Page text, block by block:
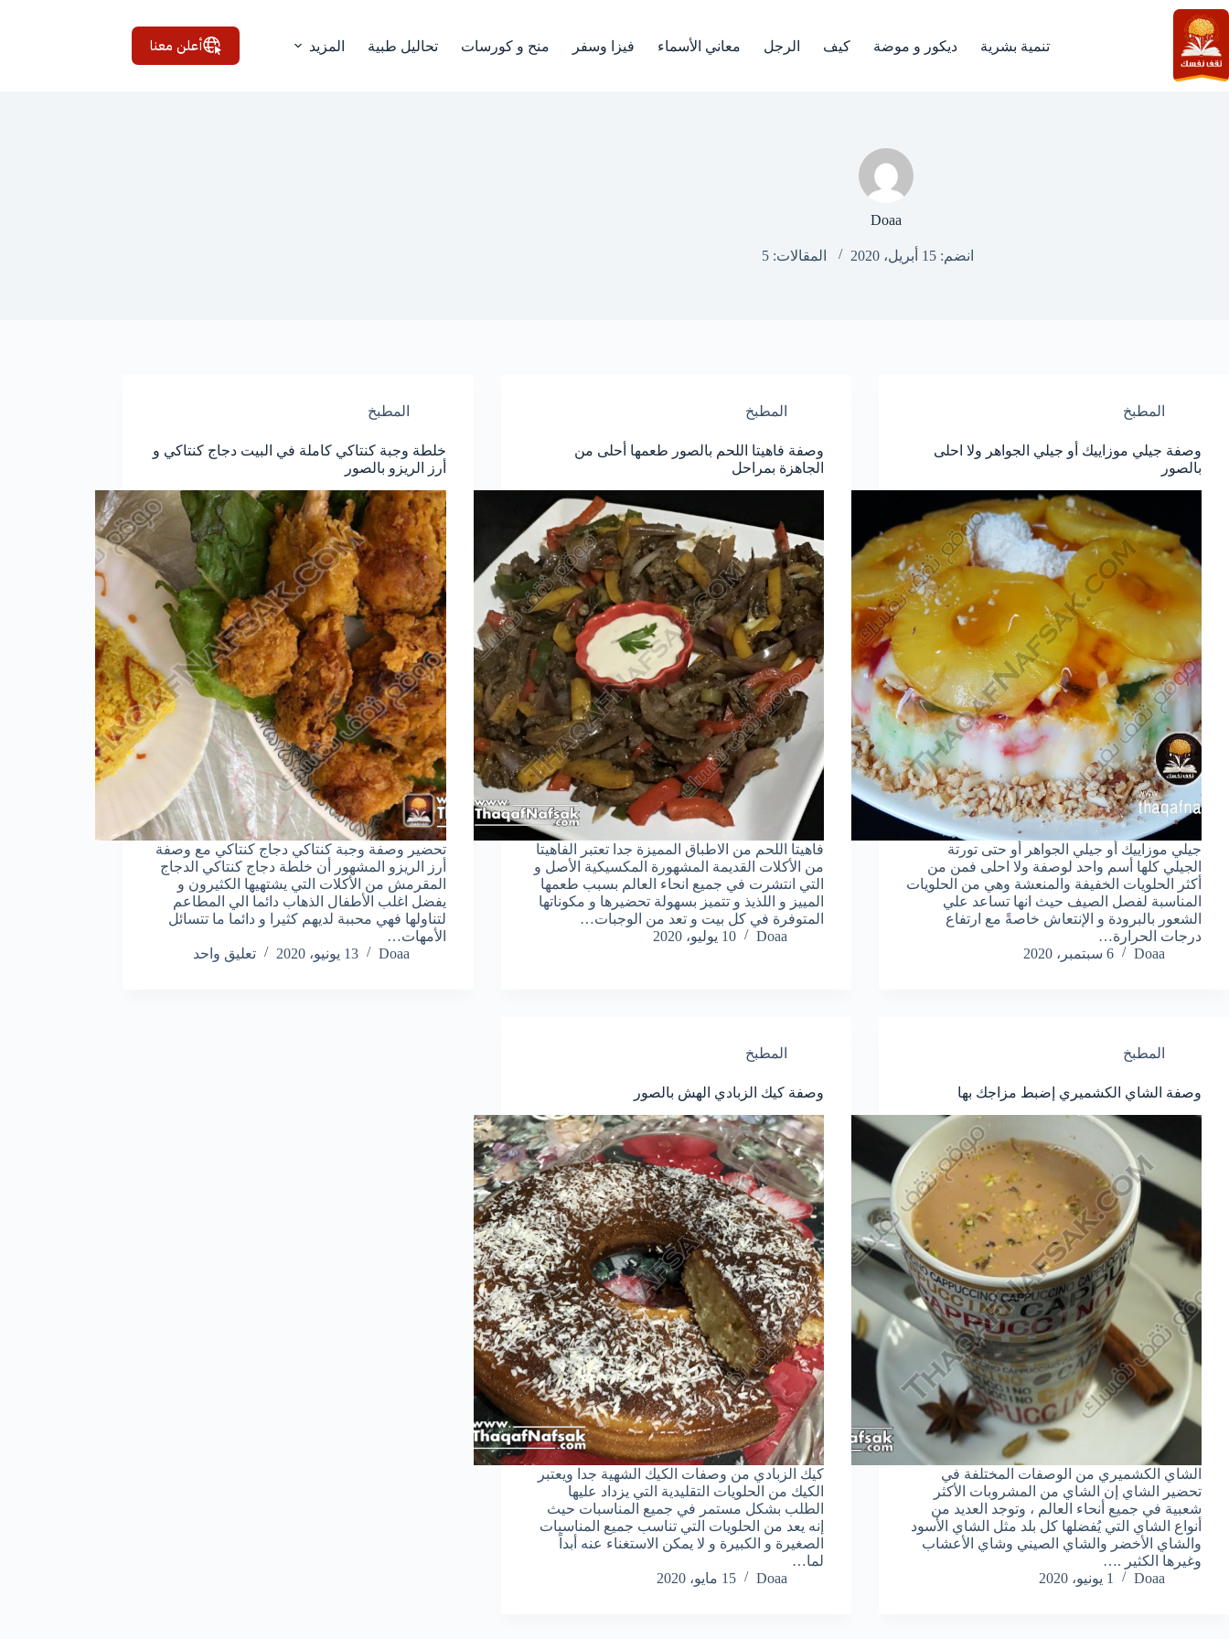
التجاوز
إلى
المحتوى
تنمية بشرية ديكور و موضة كيف الرجل معاني الأسماء فيزا وسفر منح و كورسات تحاليل طبية المزيد أعلن معنا
Doaa
انضم: 15 أبريل، 2020 المقالات: 5
المطبخ
وصفة جيلي موزاييك أو جيلي الجواهر ولا احلى
بالصور
جيلي موزاييك أو جيلي الجواهر أو حتى تورتة
الجيلي كلها أسم واحد لوصفة ولا احلى فمن من
أكثر الحلويات الخفيفة والمنعشة وهي من الحلويات
المناسبة لفصل الصيف حيث انها تساعد علي
الشعور بالبرودة و الإنتعاش خاصةً مع ارتفاع
درجات الحرارة…
Doaa
6 سبتمبر، 2020
المطبخ
وصفة فاهيتا اللحم بالصور طعمها أحلى من
الجاهزة بمراحل
فاهيتا اللحم من الاطباق المميزة جدا تعتبر الفاهيتا
من الأكلات القديمة المشهورة المكسيكية الأصل و
التي انتشرت في جميع انحاء العالم بسبب طعمها
المييز و اللذيذ و تتميز بسهولة تحضيرها و مكوناتها
المتوفرة في كل بيت و تعد من الوجبات…
Doaa
10 يوليو، 2020
المطبخ
خلطة وجبة كنتاكي كاملة في البيت دجاج كنتاكي و
أرز الريزو بالصور
تحضير وصفة وجبة كنتاكي دجاج كنتاكي مع وصفة
أرز الريزو المشهور أن خلطة دجاج كنتاكي الدجاج
المقرمش من الأكلات التي يشتهيها الكثيرون و
يفضل اغلب الأطفال الذهاب دائما الي المطاعم
لتناولها فهي محببة لديهم كثيرا و دائما ما تتسائل
الأمهات…
Doaa
13 يونيو، 2020 تعليق واحد
المطبخ
وصفة الشاي الكشميري إضبط مزاجك بها
الشاي الكشميري من الوصفات المختلفة في
تحضير الشاي إن الشاي من المشروبات الأكثر
شعبية في جميع أنحاء العالم ، وتوجد العديد من
أنواع الشاي التي يُفضلها كل بلد مثل الشاي الأسود
والشاي الأخضر والشاي الصيني وشاي الأعشاب
وغيرها الكثير .…
Doaa
1 يونيو، 2020
المطبخ
وصفة كيك الزبادي الهش بالصور
كيك الزبادي من وصفات الكيك الشهية جدا ويعتبر
الكيك من الحلويات التقليدية التي يزداد عليها
الطلب بشكل مستمر في جميع المناسبات حيث
إنه يعد من الحلويات التي تناسب جميع المناسبات
الصغيرة و الكبيرة و لا يمكن الاستغناء عنه أبداً
لما…
Doaa
15 مايو، 2020